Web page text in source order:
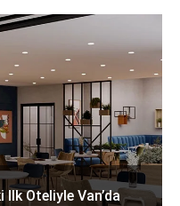
Oteliyle Van’da